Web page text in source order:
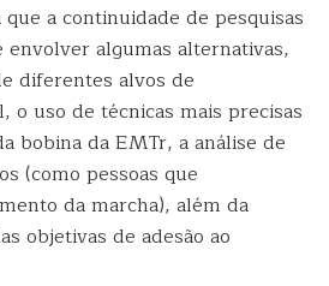
a continuidade de pesquisas
envolver algumas alternativas,
diferentes alvos de
o uso de técnicas mais precisas
bobina da EMTr, a análise de
(como pessoas que
da marcha), além da
objetivas de adesão ao